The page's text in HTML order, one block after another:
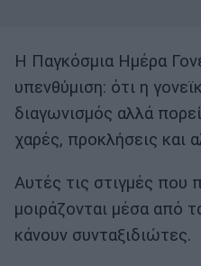
Η Παγκόσμια Ημέρα
υπενθύμιση: ότι η
διαγωνισμός αλλά
χαρές, προκλήσεις και
Αυτές τις στιγμές που
μοιράζονται μέσα από
κάνουν συνταξιδιώτες.